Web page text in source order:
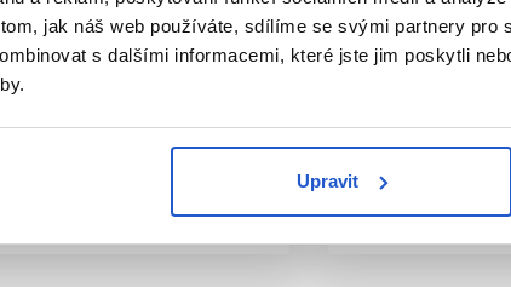
jak náš web používáte, sdílíme se svými partnery pro
s dalšími informacemi, které jste jim poskytli
Upravit
na vlasy
Kč
strojek
Ultron
3 035 Kč
Skladem ㅤ